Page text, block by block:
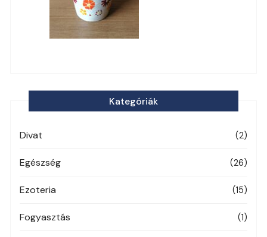
Kategóriák
Divat (2)
Egészség (26)
Ezoteria (15)
Fogyasztás (1)